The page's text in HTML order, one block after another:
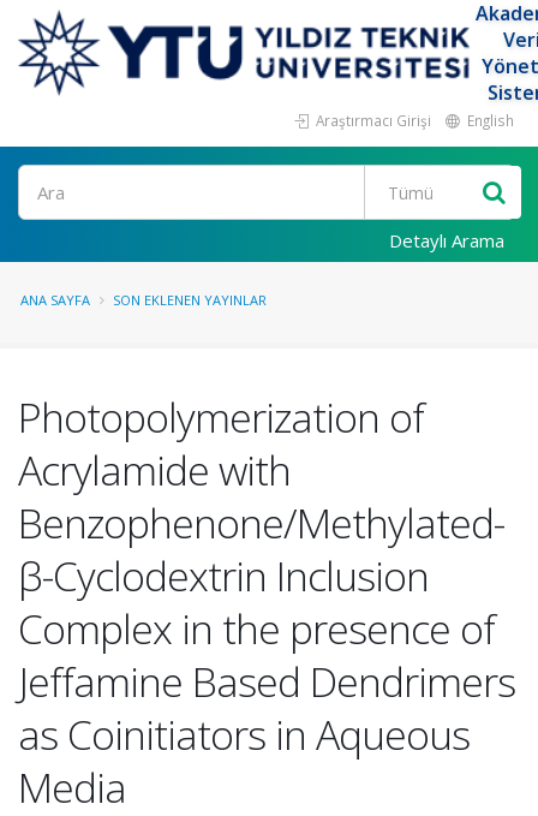
Araştırmacı Girişi English
Ara
Detaylı Arama
ANA SAYFA SON EKLENEN YAYINLAR
Photopolymerization of
Acrylamide with
Benzophenone/Methylated-
β-Cyclodextrin Inclusion
Complex in the presence of
Jeffamine Based Dendrimers
as Coinitiators in Aqueous
Media